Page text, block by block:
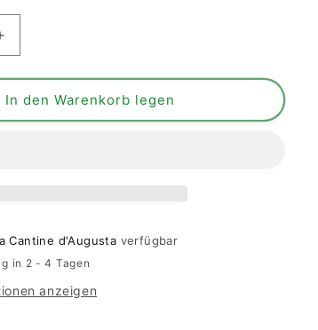
Erhöhe
für
Rousillon
Villages
In den Warenkorb legen
Cantine d'Augusta verfügbar
in 2 - 4 Tagen
anzeigen